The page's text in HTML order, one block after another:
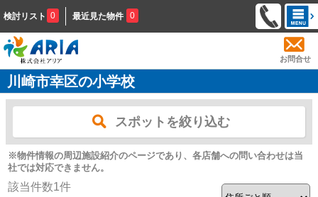
検討リスト 0 最近見た物件 0
お問合せ
川崎市幸区の小学校
スポットを絞り込む
※物件情報の周辺施設紹介のページであり、各店舗への問い合わせは当
社では対応できません。
該当件数1件